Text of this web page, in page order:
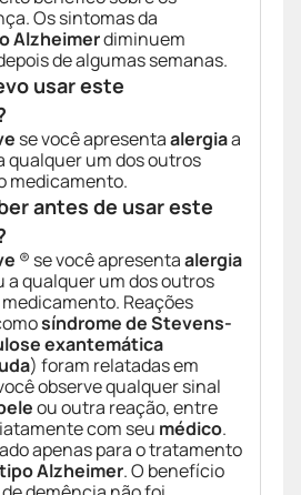
Os sintomas da
Alzheimerdiminuem
de algumas semanas.
usar este
se você apresentaalergiaa
qualquer um dos outros
medicamento.
antes de usar este
® se você apresentaalergia
a qualquer um dos outros
Reações
síndrome de Stevens-
exantemática
) foram relatadas em
observe qualquer sinal
ou outra reação, entre
com seu médico.
apenas para o tratamento
Alzheimer. O benefício